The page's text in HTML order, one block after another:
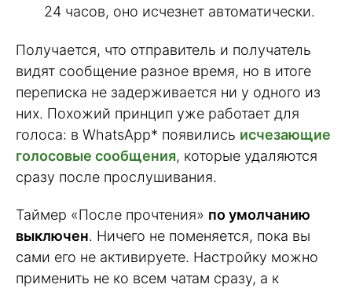
24 часов, оно исчезнет автоматически.
Получается, что отправитель и получатель
видят сообщение разное время, но в итоге
переписка не задерживается ни у одного из
них. Похожий принцип уже работает для
голоса: в WhatsApp* появились исчезающие
голосовые сообщения, которые удаляются
сразу после прослушивания.
Таймер «После прочтения» по умолчанию
выключен. Ничего не поменяется, пока вы
сами его не активируете. Настройку можно
применить не ко всем чатам сразу, а к